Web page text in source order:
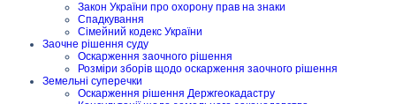
Закон України про охорону прав на знаки
Спадкування
Сімейний кодекс України
Заочне рішення суду
Оскарження заочного рішення
Розміри зборів щодо оскарження заочного рішення
Земельні суперечки
Оскарження рішення Держгеокадастру